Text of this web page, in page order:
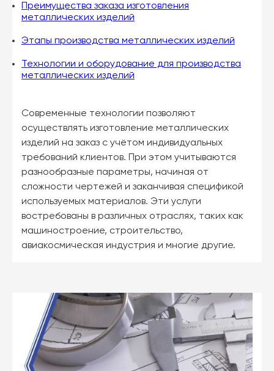
Преимущества заказа изготовления
металлических изделий
Этапы производства металлических изделий
Технологии и оборудование для производства
металлических изделий
Современные технологии позволяют
осуществлять изготовление металлических
изделий на заказ с учётом индивидуальных
требований клиентов. При этом учитываются
разнообразные параметры, начиная от
сложности чертежей и заканчивая спецификой
используемых материалов. Эти услуги
востребованы в различных отраслях, таких как
машиностроение, строительство,
авиакосмическая индустрия и многие другие.